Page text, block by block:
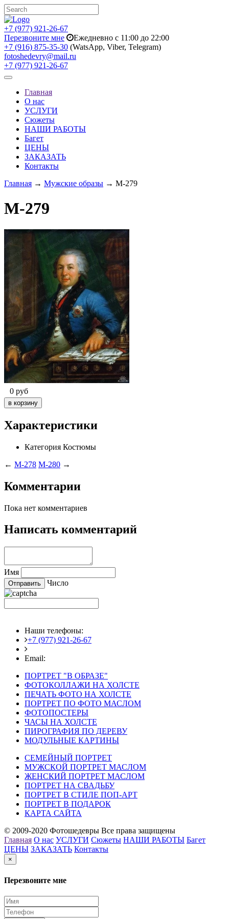
+7 (977) 921-26-67
Перезвоните мне
Ежедневно с 11:00 до 22:00
+7 (916) 875-35-30 (WatsApp, Viber, Telegram)
fotoshedevry@mail.ru
+7 (977) 921-26-67
Toggle
navigationГлавная
О нас
УСЛУГИ
Сюжеты
НАШИ РАБОТЫ
Багет
ЦЕНЫ
ЗАКАЗАТЬ
Контакты
Главная → Мужские образы → M-279
M-279
0 руб
Характеристики
Категория Костюмы
← M-278 M-280 →
Комментарии
Пока нет комментариев
Написать комментарий
Имя
Число
Наши телефоны:
+7 (977) 921-26-67
Email:
ПОРТРЕТ "В ОБРАЗЕ"
ФОТОКОЛЛАЖИ НА ХОЛСТЕ
ПЕЧАТЬ ФОТО НА ХОЛСТЕ
ПОРТРЕТ ПО ФОТО МАСЛОМ
ФОТОПОСТЕРЫ
ЧАСЫ НА ХОЛСТЕ
ПИРОГРАФИЯ ПО ДЕРЕВУ
МОДУЛЬНЫЕ КАРТИНЫ
СЕМЕЙНЫЙ ПОРТРЕТ
МУЖСКОЙ ПОРТРЕТ МАСЛОМ
ЖЕНСКИЙ ПОРТРЕТ МАСЛОМ
ПОРТРЕТ НА СВАДЬБУ
ПОРТРЕТ В СТИЛЕ ПОП-АРТ
ПОРТРЕТ В ПОДАРОК
КАРТА САЙТА
© 2009-2020 Фотошедевры Все права защищены
Главная О нас УСЛУГИ Сюжеты НАШИ РАБОТЫ Багет
ЦЕНЫ ЗАКАЗАТЬ Контакты
×
Перезвоните мне